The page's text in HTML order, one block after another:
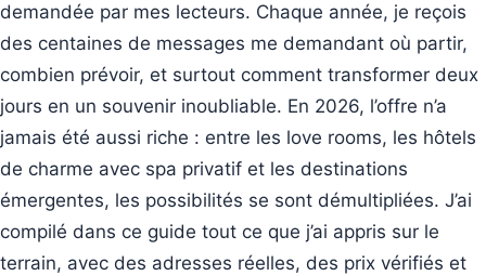
demandée par mes lecteurs. Chaque année, je reçois
des centaines de messages me demandant où partir,
combien prévoir, et surtout comment transformer deux
jours en un souvenir inoubliable. En 2026, l’offre n’a
jamais été aussi riche : entre les love rooms, les hôtels
de charme avec spa privatif et les destinations
émergentes, les possibilités se sont démultipliées. J’ai
compilé dans ce guide tout ce que j’ai appris sur le
terrain, avec des adresses réelles, des prix vérifiés et